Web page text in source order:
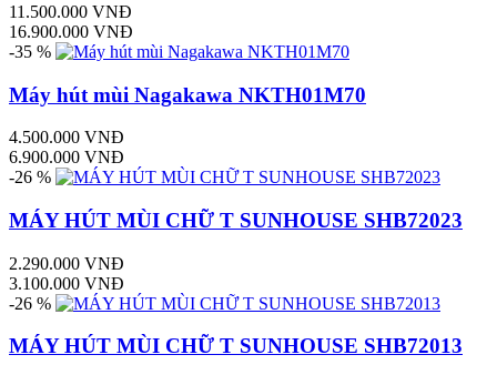
11.500.000 VNĐ
16.900.000 VNĐ
-35 %
Máy hút mùi Nagakawa NKTH01M70
4.500.000 VNĐ
6.900.000 VNĐ
-26 %
MÁY HÚT MÙI CHỮ T SUNHOUSE SHB72023
2.290.000 VNĐ
3.100.000 VNĐ
-26 %
MÁY HÚT MÙI CHỮ T SUNHOUSE SHB72013